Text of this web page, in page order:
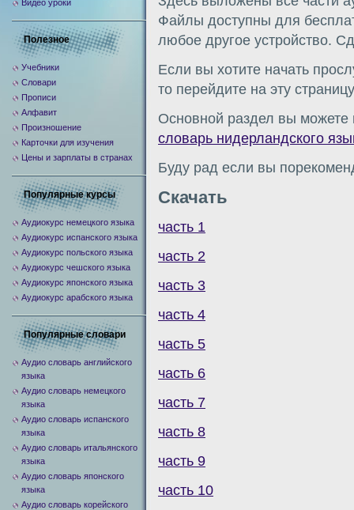
Файлы доступны для
любое другое устройство.
Если вы хотите начать
то перейдите на эту
Основной раздел вы можете
словарь нидерландского
Буду рад если вы
Скачать
часть 1
часть 2
часть 3
часть 4
часть 5
часть 6
часть 7
часть 8
часть 9
часть 10
Видео уроки
Полезное
Учебники
Словари
Прописи
Алфавит
Произношение
Карточки для изучения
Цены и зарплаты в странах
Популярные курсы
Аудиокурс немецкого языка
Аудиокурс испанского языка
Аудиокурс польского языка
Аудиокурс чешского языка
Аудиокурс японского языка
Аудиокурс арабского языка
Популярные словари
Аудио словарь английского
языка
Аудио словарь немецкого
языка
Аудио словарь испанского
языка
Аудио словарь итальянского
языка
Аудио словарь японского
языка
Аудио словарь корейского